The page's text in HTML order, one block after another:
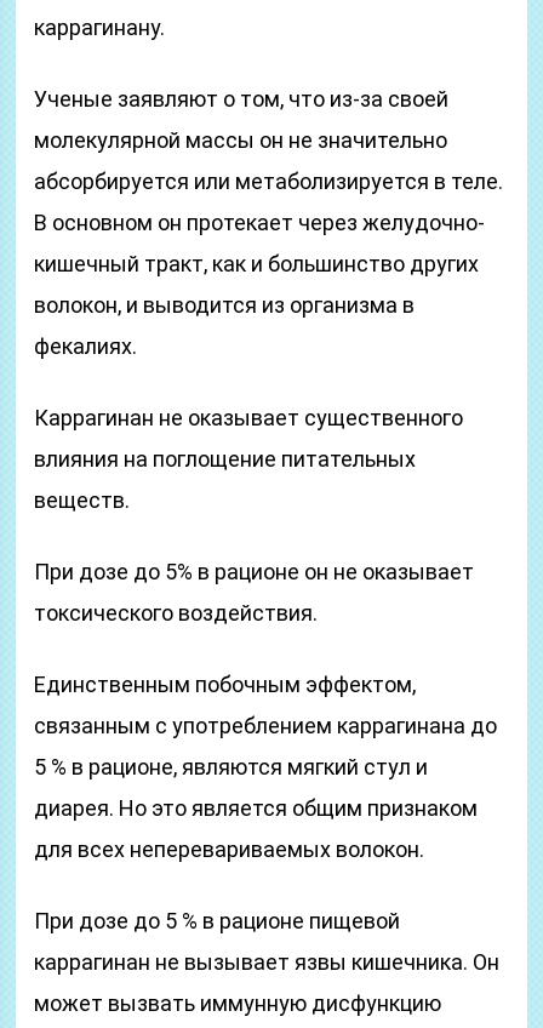
каррагинану.
Ученые заявляют о том, что из-за своей
молекулярной массы он не значительно
абсорбируется или метаболизируется в теле.
В основном он протекает через желудочно-
кишечный тракт, как и большинство других
волокон, и выводится из организма в
фекалиях.
Каррагинан не оказывает существенного
влияния на поглощение питательных
веществ.
При дозе до 5% в рационе он не оказывает
токсического воздействия.
Единственным побочным эффектом,
связанным с употреблением каррагинана до
5 % в рационе, являются мягкий стул и
диарея. Но это является общим признаком
для всех неперевариваемых волокон.
При дозе до 5 % в рационе пищевой
каррагинан не вызывает язвы кишечника. Он
может вызвать иммунную дисфункцию